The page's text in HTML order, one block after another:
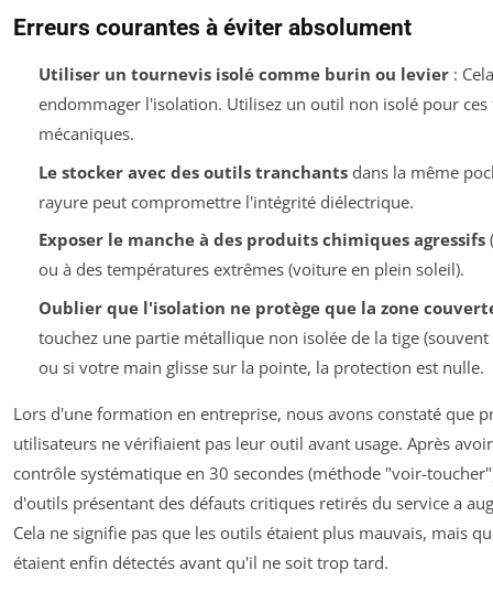
Erreurs courantes à éviter absolument
Utiliser un tournevis isolé comme burin ou levier:
endommager l'isolation. Utilisez un outil non isolé pour ces
mécaniques.
Le stocker avec des outils tranchantsdans la même
rayure peut compromettre l'intégrité diélectrique.
Exposer le manche à des produits chimiques agressifs
ou à des températures extrêmes (voiture en plein soleil).
Oublier que l'isolation ne protège que la zone
touchez une partie métallique non isolée de la tige
ou si votre main glisse sur la pointe, la protection est nulle.
Lors d'une formation en entreprise, nous avons constaté que
utilisateurs ne vérifiaient pas leur outil avant usage. Après
contrôle systématique en 30 secondes (méthode "voir-
d'outils présentant des défauts critiques retirés du service a
Cela ne signifie pas que les outils étaient plus mauvais, mais
étaient enfin détectés avant qu'il ne soit trop tard.